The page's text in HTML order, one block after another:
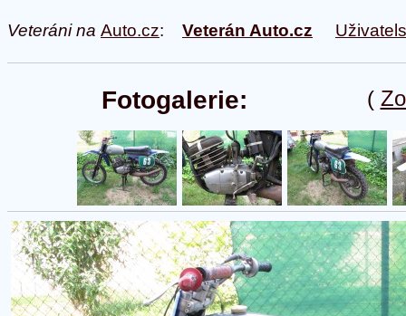
Veteráni na Auto.cz: Veterán Auto.cz
(
Fotogalerie: